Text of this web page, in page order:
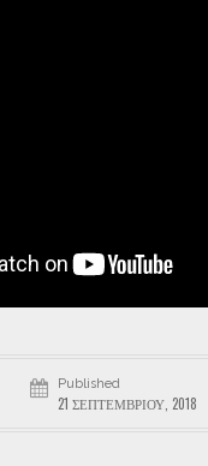
Published
21 ΣΕΠΤΕΜΒΡΊΟΥ, 2018